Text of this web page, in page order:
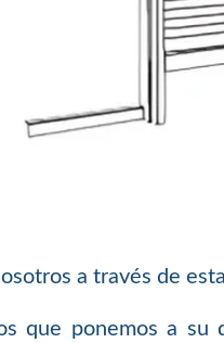
a través de
que ponemos a su